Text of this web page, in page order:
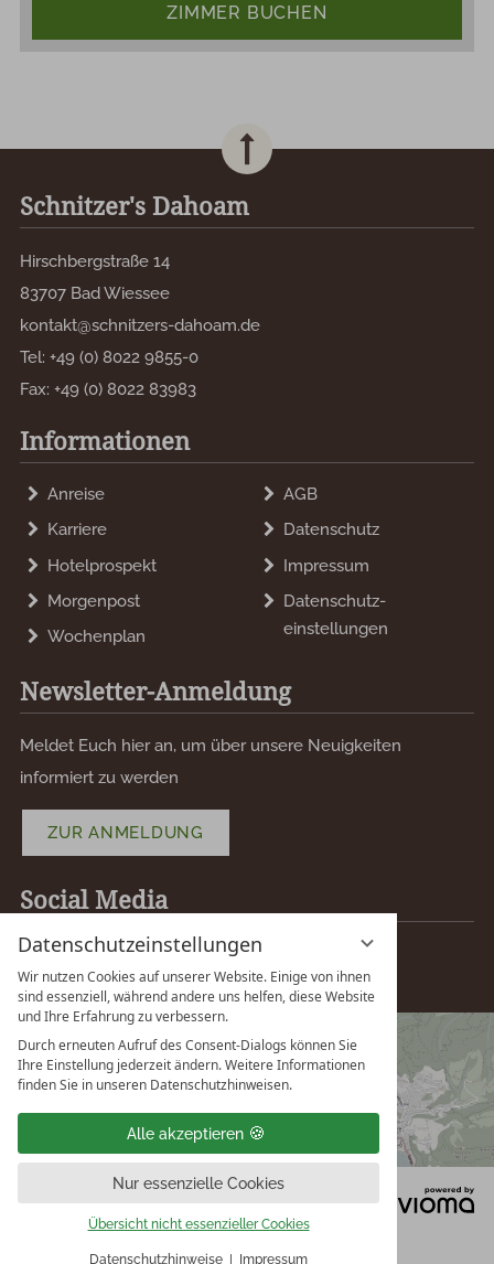
Datenschutzeinstellungen
Wir nutzen Cookies auf unserer Website. Einige von ihnen
sind essenziell, während andere uns helfen, diese Website
und Ihre Erfahrung zu verbessern.
Durch erneuten Aufruf des Consent-Dialogs können Sie
Ihre Einstellung jederzeit ändern. Weitere Informationen
finden Sie in unseren Datenschutzhinweisen.
Alle akzeptieren
Nur essenzielle Cookies
Übersicht nicht essenzieller Cookies
Datenschutzhinweise Impressum
ZIMMER BUCHEN
Schnitzer's Dahoam
Hirschbergstraße 14
83707 Bad Wiessee
kontakt@schnitzers-dahoam.de
Tel:+49 (0) 8022 9855-0
Fax:+49 (0) 8022 83983
Informationen
Anreise
Karriere
Hotelprospekt
Morgenpost
Wochenplan
AGB
Datenschutz
Impressum
Datenschutz­
einstellungen
Newsletter-Anmeldung
Meldet Euch hier an, um über unsere Neuigkeiten
informiert zu werden
ZUR ANMELDUNG
Social Media